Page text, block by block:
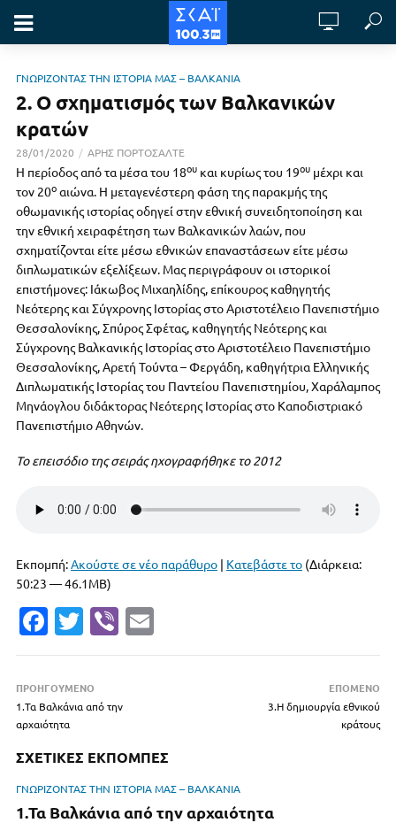
ΓΝΩΡΙΖΟΝΤΑΣ ΤΗΝ ΙΣΤΟΡΙΑ ΜΑΣ – ΒΑΛΚΑΝΙΑ
2. Ο σχηματισμός των Βαλκανικών
κρατών
28/01/2020 ΑΡΗΣ ΠΟΡΤΟΣΑΛΤΕ
Η περίοδος από τα μέσα του 18ου και κυρίως του 19ου μέχρι και
τον 20οαιώνα. Η μεταγενέστερη φάση της παρακμής της
οθωμανικής ιστορίας οδηγεί στην εθνική συνειδητοποίηση και
την εθνική χειραφέτηση των Βαλκανικών λαών, που
σχηματίζονται είτε μέσω εθνικών επαναστάσεων είτε μέσω
διπλωματικών εξελίξεων. Μας περιγράφουν οι ιστορικοί
επιστήμονες: Ιάκωβος Μιχαηλίδης, επίκουρος καθηγητής
Νεότερης και Σύγχρονης Ιστορίας στο Αριστοτέλειο Πανεπιστήμιο
Θεσσαλονίκης, Σπύρος Σφέτας, καθηγητής Νεότερης και
Σύγχρονης Βαλκανικής Ιστορίας στο Αριστοτέλειο Πανεπιστήμιο
Θεσσαλονίκης, Αρετή Τούντα – Φεργάδη, καθηγήτρια Ελληνικής
Διπλωματικής Ιστορίας του Παντείου Πανεπιστημίου, Χαράλαμπος
Μηνάογλου διδάκτορας Νεότερης Ιστορίας στο Καποδιστριακό
Πανεπιστήμιο Αθηνών.
Το επεισόδιο της σειράς ηχογραφήθηκε το 2012
Εκπομπή:Ακούστε σε νέο παράθυρο | Κατεβάστε το (Διάρκεια:
50:23 — 46.1MB)
Fa
c
e
b
o
o
k
T
w
it
te
Vi
b m
ΠΡΟΗΓΟΥΜΕΝΟ
1.Τα Βαλκάνια από την
αρχαιότητα
ΕΠΟΜΕΝΟ
3.Η δημιουργία εθνικού
κράτους
ΣΧΕΤΙΚΕΣ ΕΚΠΟΜΠΕΣ
ΓΝΩΡΙΖΟΝΤΑΣ ΤΗΝ ΙΣΤΟΡΙΑ ΜΑΣ – ΒΑΛΚΑΝΙΑ
1.Τα Βαλκάνια από την αρχαιότητα